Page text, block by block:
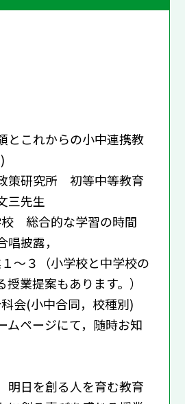
とこれからの小中連携教
策研究所 初等中等教育
三先生
総合的な学習の時間
披露，
～３（小学校と中学校の
業提案もあります。）
会(小中合同，校種別)
ページにて，随時お知
日を創る人を育む教育